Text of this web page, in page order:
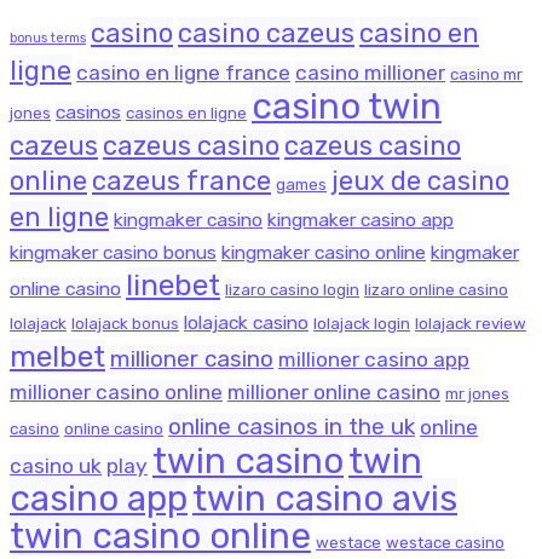
bonus terms casino casino cazeus casino en
ligne casino en ligne france casino millioner casino mr
jones casinos casinos en ligne casino twin
cazeus cazeus casino cazeus casino
online cazeus france games jeux de casino
en ligne kingmaker casino kingmaker casino app
kingmaker casino bonus kingmaker casino online kingmaker
online casino linebet lizaro casino login lizaro online casino
lolajack lolajack bonus lolajack casino lolajack login lolajack review
melbet millioner casino millioner casino app
millioner casino online millioner online casino mr jones
casino online casino online casinos in the uk online
casino uk play twin casinotwin
casino apptwin casino avis
twin casino online westace westace casino